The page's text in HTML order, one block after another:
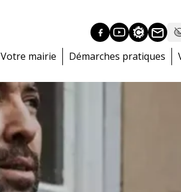
Votre mairie Démarches pratiques